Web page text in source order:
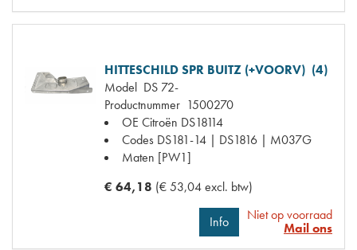
HITTESCHILD SPR BUITZ (+VOORV) (4)
Model DS 72-
Productnummer 1500270
OE Citroën DS18114
Codes DS181-14 | DS1816 | M037G
Maten [PW1]
€ 64,18 (€ 53,04 excl. btw)
Info
Niet op voorraad
Mail ons